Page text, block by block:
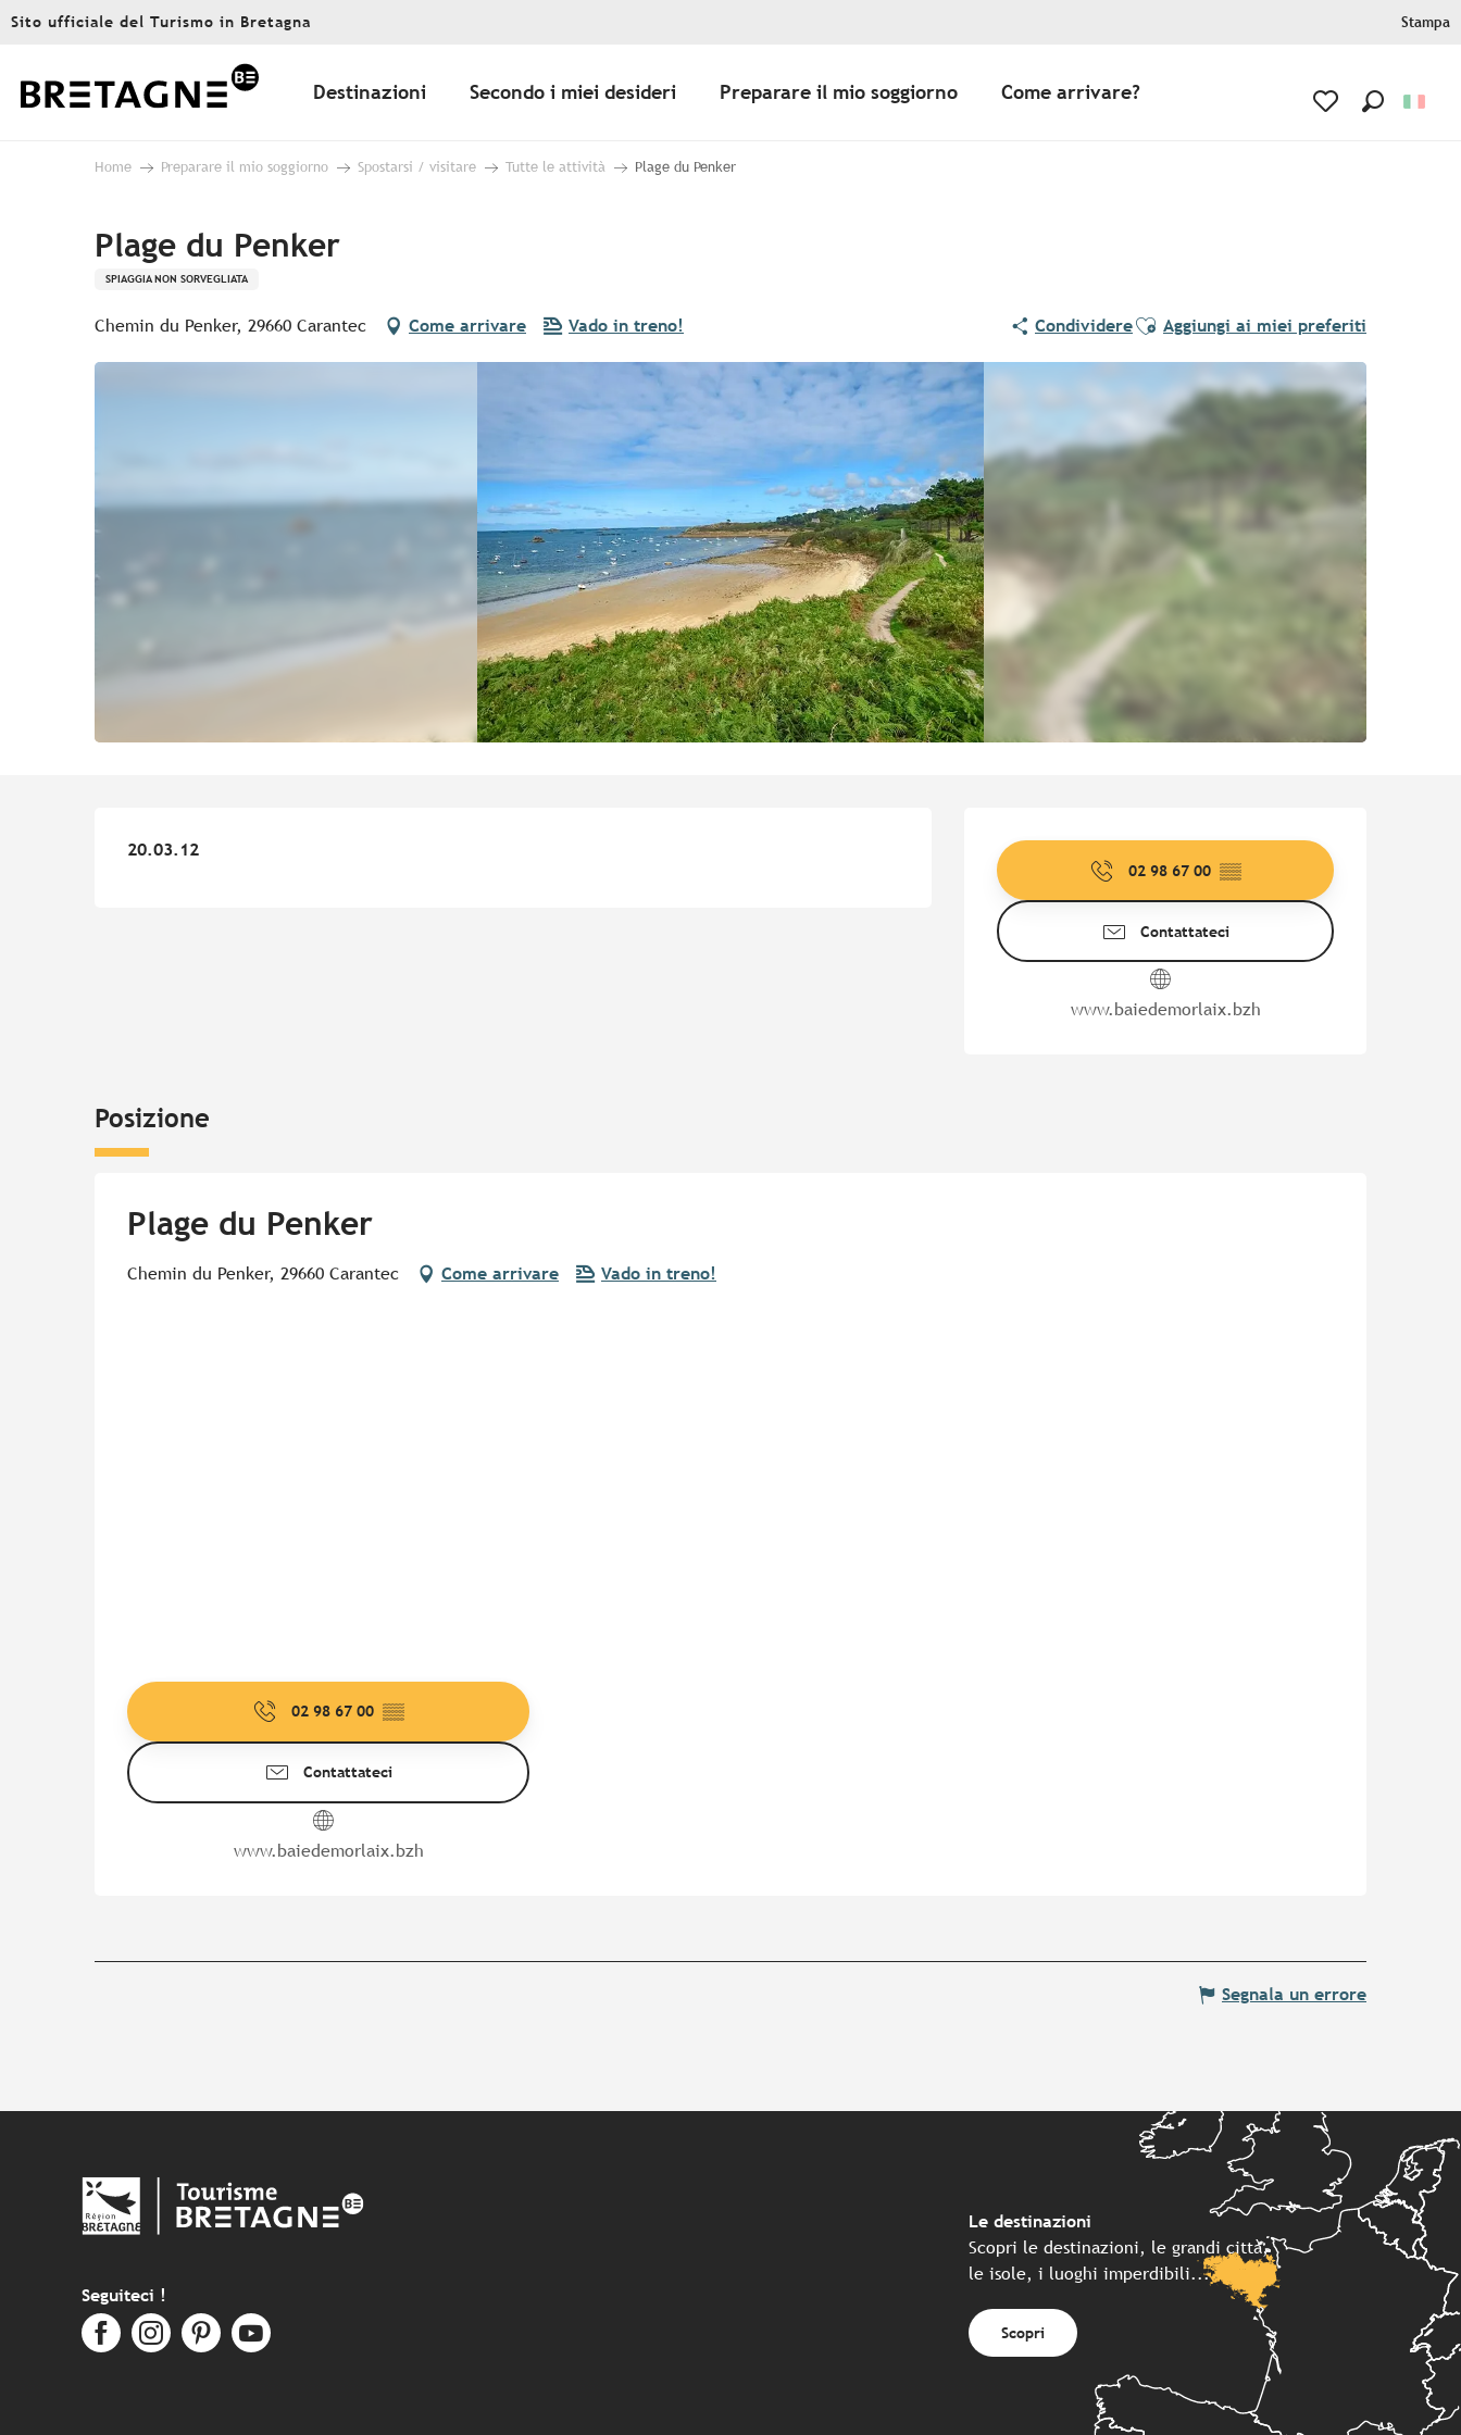
Aller
principal
Sito ufficiale del Turismo in Bretagna Stampa
Destinazioni Secondo i miei desideri Preparare il mio soggiorno Come arrivare?
Home Preparare il mio soggiorno Spostarsi / visitare Tutte le attività Plage du Penker
Plage du Penker
SPIAGGIA NON SORVEGLIATA
Chemin du Penker, 29660 Carantec Come arrivare Vado in treno! CondividereAjouter aux favoris
Aggiungi ai miei preferiti
Orari e contatti
02 98 67 00 ▒▒
Contattateci
www.baiedemorlaix.bzh
20.03.12
20.03.12
Posizione
Plage du Penker
Chemin du Penker, 29660 Carantec Come arrivare Vado in treno!
02 98 67 00 ▒▒
Contattateci
www.baiedemorlaix.bzh
Segnala un errore
Seguiteci !
Le destinazioni
Scopri le destinazioni, le grandi città,
le isole, i luoghi imperdibili...
Scopri